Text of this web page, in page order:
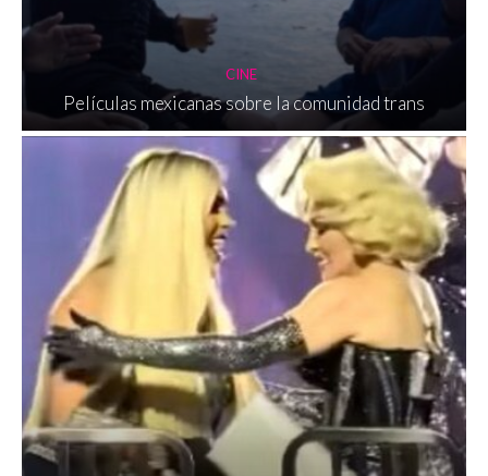
CINE
Películas mexicanas sobre la comunidad trans